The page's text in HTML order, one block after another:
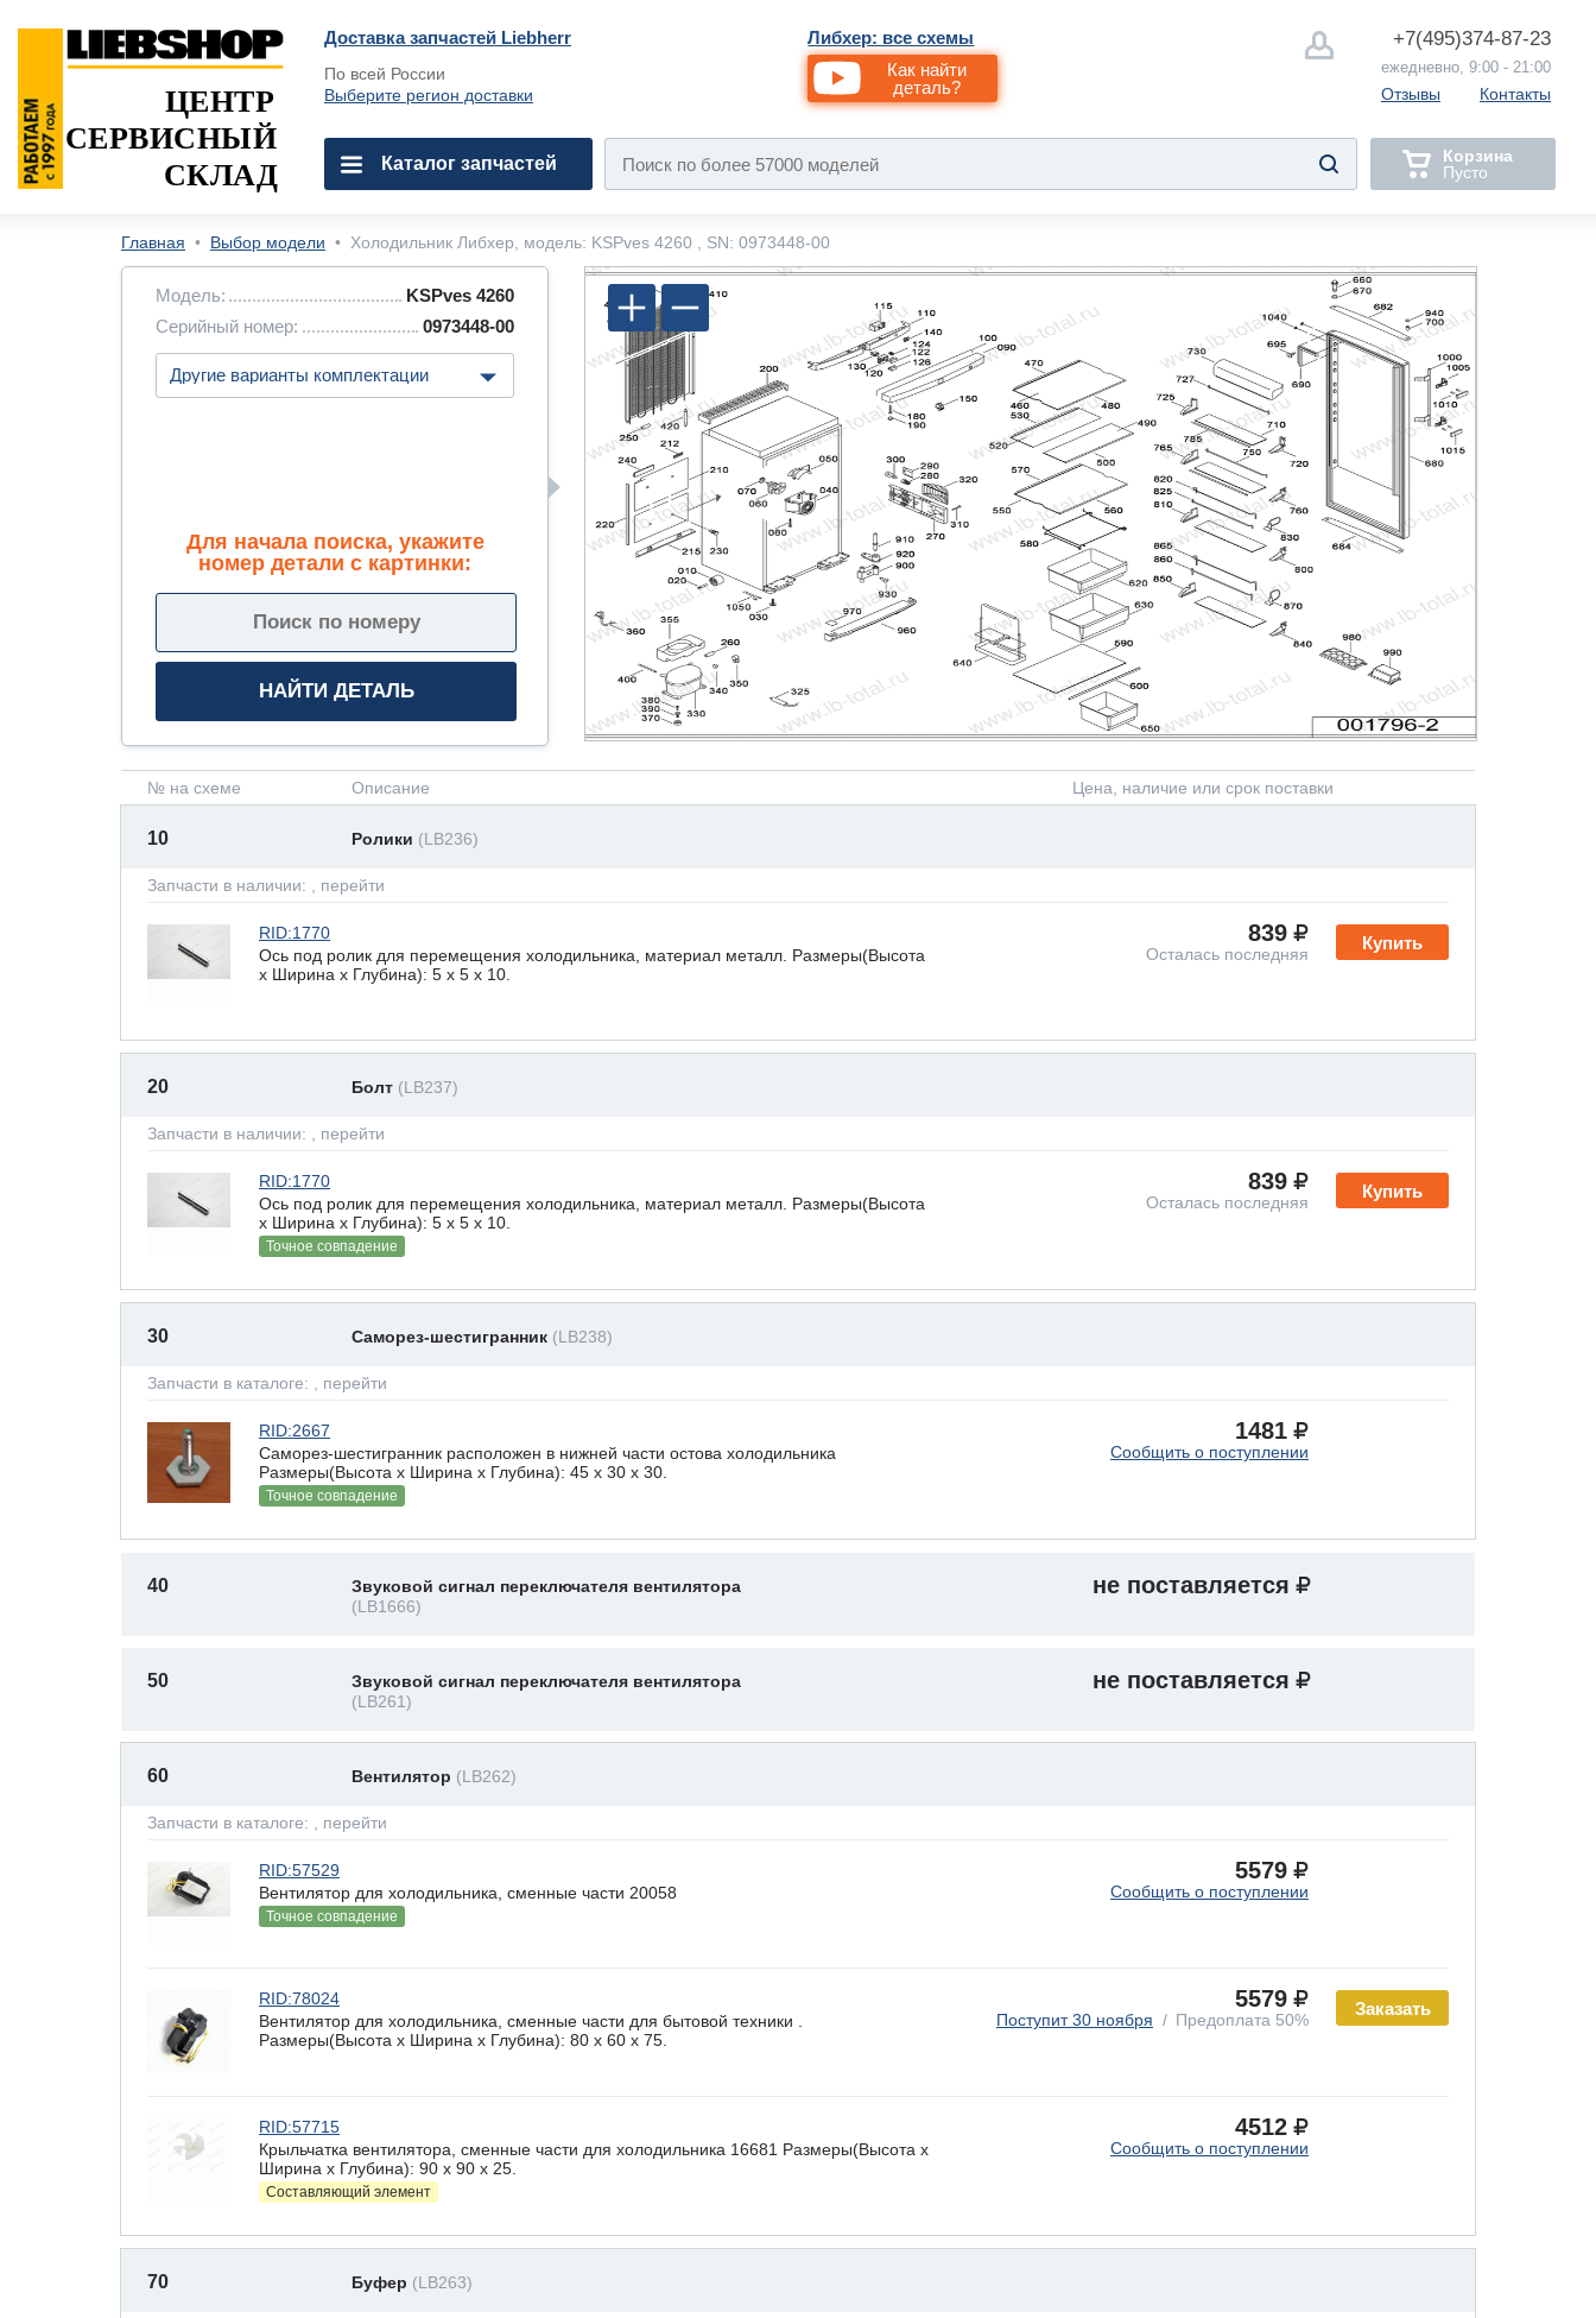
Доставка запчастей Liebherr
По всей России
Выберите регион доставки
Либхер: все схемы
Как найти
деталь?
+7(495)374-87-23
ежедневно, 9:00 - 21:00
Отзывы Контакты
ЦЕНТР
СЕРВИСНЫЙ
СКЛАД
Каталог запчастей
Корзина
Пусто
Главная • Выбор модели • Холодильник Либхер, модель: KSPves 4260 , SN: 0973448-00
Модель:
KSPves 4260
Серийный номер:
0973448-00
Для начала поиска, укажите
номер детали с картинки:
№ на схеме Описание Цена, наличие или срок поставки
10 Ролики (LB236)
Запчасти в наличии: , перейти
Купить
RID:1770
Ось под ролик для перемещения холодильника, материал металл. Размеры(Высота
х Ширина х Глубина): 5 x 5 х 10.
839
Осталась последняя
20 Болт (LB237)
Запчасти в наличии: , перейти
Купить
RID:1770
Ось под ролик для перемещения холодильника, материал металл. Размеры(Высота
х Ширина х Глубина): 5 x 5 х 10.
Точное совпадение
839
Осталась последняя
30 Саморез-шестигранник (LB238)
Запчасти в каталоге: , перейти
RID:2667
Саморез-шестигранник расположен в нижней части остова холодильника
Размеры(Высота х Ширина х Глубина): 45 x 30 х 30.
Точное совпадение
1481
Сообщить о поступлении
40
Звуковой сигнал переключателя вентилятора
(LB1666)
не поставляется
50
Звуковой сигнал переключателя вентилятора
(LB261)
не поставляется
60 Вентилятор (LB262)
Запчасти в каталоге: , перейти
RID:57529
Вентилятор для холодильника, сменные части 20058
Точное совпадение
5579
Сообщить о поступлении
Заказать
RID:78024
Вентилятор для холодильника, сменные части для бытовой техники .
Размеры(Высота х Ширина х Глубина): 80 x 60 х 75.
5579
Поступит 30 ноября Предоплата 50%
RID:57715
Крыльчатка вентилятора, сменные части для холодильника 16681 Размеры(Высота х
Ширина х Глубина): 90 x 90 х 25.
Составляющий элемент
4512
Сообщить о поступлении
70 Буфер (LB263)